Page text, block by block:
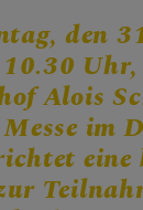
den
10.30
Alois
im
eine